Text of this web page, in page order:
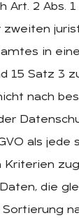
Art. 2 Abs.
zweiten
in
15 Satz 3
nach
als
die